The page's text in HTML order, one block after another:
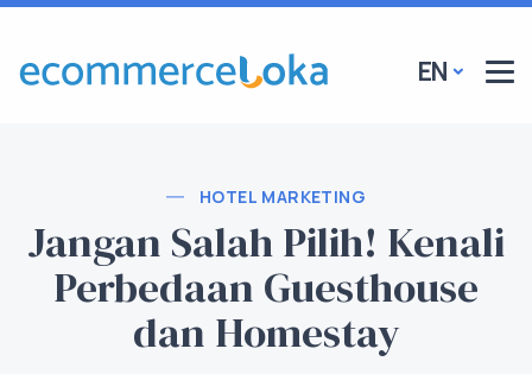
EN
HOTEL MARKETING
Jangan Salah Pilih! Kenali
Perbedaan Guesthouse
dan Homestay